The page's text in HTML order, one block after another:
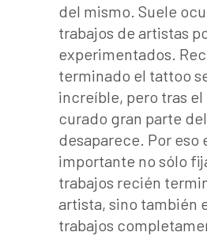
del mismo. Suele
trabajos de artistas
experimentados.
terminado el tattoo
increíble, pero tras
curado gran parte
desaparece. Por eso
importante no sólo
trabajos recién
artista, sino también
trabajos